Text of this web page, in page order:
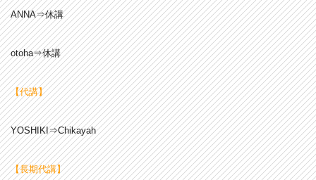
ANNA⇒休講
otoha⇒休講
【代講】
YOSHIKI⇒Chikayah
【長期代講】